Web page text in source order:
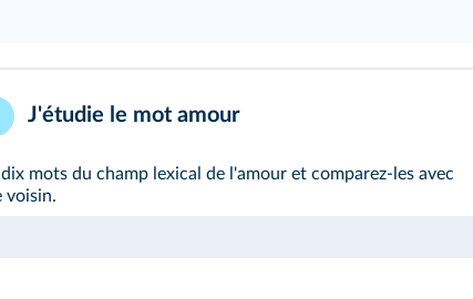
J'étudie le mot amour
mots du champ lexical de l'amour et comparez-les avec
voisin.